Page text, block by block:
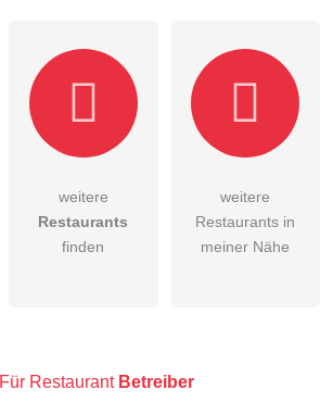
ich dieAGB
habe ich zur Kenntnis genommen.
.
weitere
Restaurants
finden
weitere
Restaurants in
meiner Nähe
Für Restaurant Betreiber